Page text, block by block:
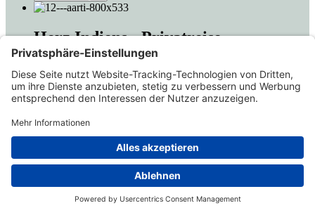
Herz Indiens - Privatreise
Reise anzeigen
Tourismus
Reise anzeigen
Rajasthan Entdecken